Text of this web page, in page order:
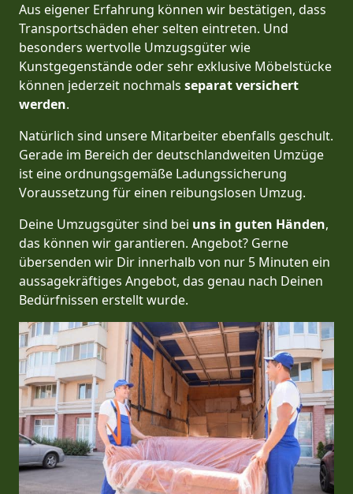
Aus eigener Erfahrung können wir bestätigen, dass
Transportschäden eher selten eintreten. Und
besonders wertvolle Umzugsgüter wie
Kunstgegenstände oder sehr exklusive Möbelstücke
können jederzeit nochmals separat versichert
werden.
Natürlich sind unsere Mitarbeiter ebenfalls geschult.
Gerade im Bereich der deutschlandweiten Umzüge
ist eine ordnungsgemäße Ladungssicherung
Voraussetzung für einen reibungslosen Umzug.
Deine Umzugsgüter sind bei uns in guten Händen,
das können wir garantieren. Angebot? Gerne
übersenden wir Dir innerhalb von nur 5 Minuten ein
aussagekräftiges Angebot, das genau nach Deinen
Bedürfnissen erstellt wurde.